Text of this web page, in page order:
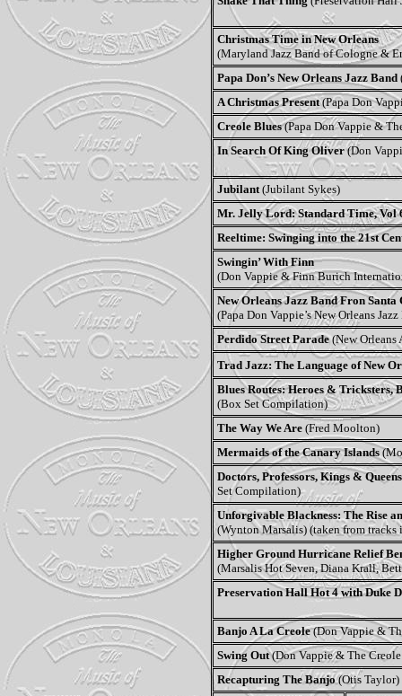
Christmas Time in New Orleans
(Maryland Jazz Band of Cologne &
Papa Don’s New Orleans Jazz Band
A Christmas Present(Papa Don
Creole Blues(Papa Don Vappie &
In Search Of King Oliver(Don
Jubilant(Jubilant Sykes)
Mr. Jelly Lord: Standard Time, Vol
Reeltime: Swinging into the 21st
Swingin’ With Finn
(Don Vappie & Finn Burich
New Orleans Jazz Band Fron Santa
(Papa Don Vappie’s New Orleans
Perdido Street Parade(New Orleans
Trad Jazz: The Language of New
Blues Routes: Heroes & Tricksters,
(Box Set Compilation)
The Way We Are(Fred Moolton)
Mermaids of the Canary Islands
Doctors, Professors, Kings &
Set Compilation)
Unforgivable Blackness: The Rise
(Wynton Marsalis) (taken from tracks
Higher Ground Hurricane Relief
(Marsalis Hot Seven, Diana Krall,
Preservation Hall Hot 4 with Duke
Banjo A La Creole(Don Vappie &
Swing Out(Don Vappie & The Creole
Recapturing The Banjo(Otis Taylor)